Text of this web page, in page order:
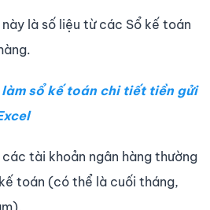
là số liệu từ các Sổ kế toán
sổ kế toán chi tiết tiền gửi
tài khoản ngân hàng thường
toán (có thể là cuối tháng,